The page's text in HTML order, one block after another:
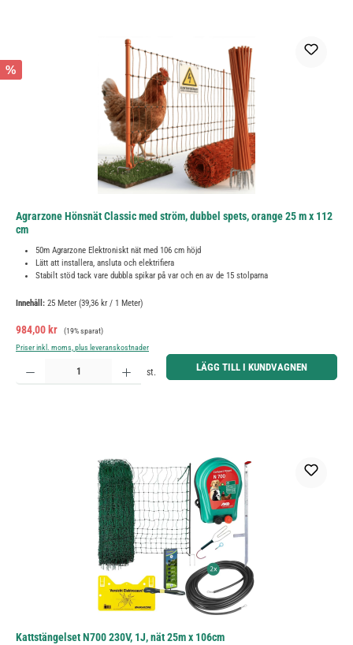
%
Agrarzone Hönsnät Classic med ström, dubbel spets, orange 25 m x 112
cm
50m Agrarzone Elektroniskt nät med 106 cm höjd
Lätt att installera, ansluta och elektrifiera
Stabilt stöd tack vare dubbla spikar på var och en av de 15 stolparna
Innehåll: 25 Meter (39,36 kr / 1 Meter)
Försäljningspris:
984,00 kr Ordinarie pris:
(19% sparat)
Priser inkl. moms, plus leveranskostnader
Produktkvantitet: Ange önskat belopp eller använd knapparna för att öka eller minska kvantiteten.
st. LÄGG TILL I KUNDVAGNEN
Kattstängelset N700 230V, 1J, nät 25m x 106cm